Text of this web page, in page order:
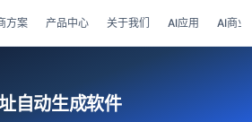
方案 产品中心 关于我们 AI应用 AI商业
自动生成软件